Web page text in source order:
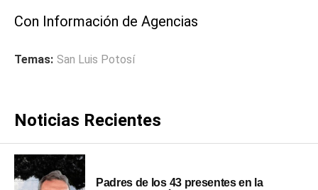
Con Información de Agencias
Temas: San Luis Potosí
Noticias Recientes
Padres de los 43 presentes en la